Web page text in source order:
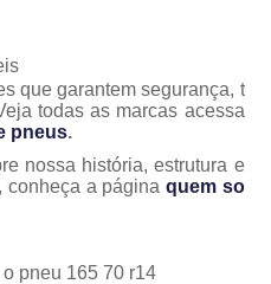
que garantem segurança, t
todas as marcas acessa
pneus.
nossa história, estrutura e
conheça a página quem so
pneu 165 70 r14